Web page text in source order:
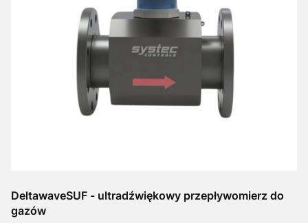
DeltawaveSUF - ultradźwiękowy przepływomierz do
gazów